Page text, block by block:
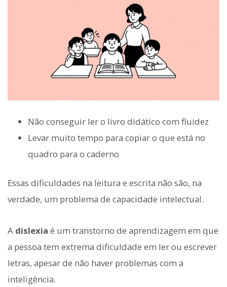
Não conseguir ler o livro didático com fluidez
Levar muito tempo para copiar o que está no
quadro para o caderno
Essas dificuldades na leitura e escrita não são, na
verdade, um problema de capacidade intelectual.
A dislexia é um transtorno de aprendizagem em que
a pessoa tem extrema dificuldade em ler ou escrever
letras, apesar de não haver problemas com a
inteligência.